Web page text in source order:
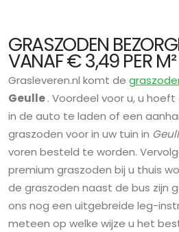
GRASZODEN
VANAF € 3,49 PER M²
Grasleveren.nl komt de
Geulle. Voordeel voor u, u
in de auto te laden of een
graszoden voor in uw tuin in
voren besteld te worden.
premium graszoden bij u thuis
de graszoden naast de bus zijn
ons nog een uitgebreide leg-
meteen op welke wijze u het